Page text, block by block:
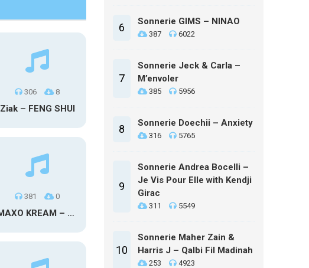
306 8
Ziak – FENG SHUI
381 0
MAXO KREAM – 6 MONTHS CLEAN
6 Sonnerie GIMS – NINAO
387 6022
7
Sonnerie Jeck & Carla –
M’envoler
385 5956
8 Sonnerie Doechii – Anxiety
316 5765
9
Sonnerie Andrea Bocelli –
Je Vis Pour Elle with Kendji
Girac
311 5549
10
Sonnerie Maher Zain &
Harris J – Qalbi Fil Madinah
253 4923